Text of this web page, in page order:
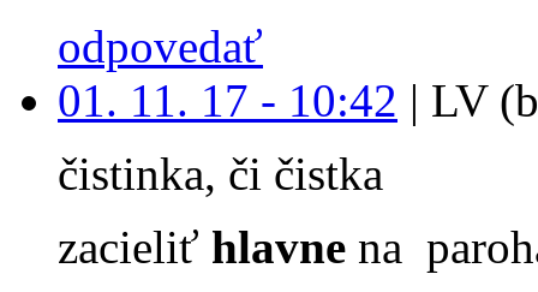
odpovedať
01. 11. 17 - 10:42 | LV
čistinka, či čistka
zacieliť hlavne na